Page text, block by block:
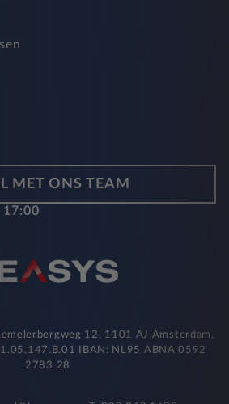
MET ONS TEAM
12, 1101 AJ Amsterdam,
IBAN: NL95 ABNA 0592
2783 28